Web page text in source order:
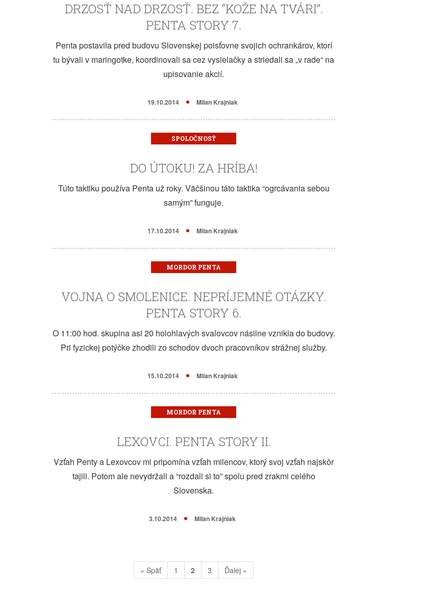
DRZOSŤ NAD DRZOSŤ. BEZ “KOŽE NA TVÁRI”.
PENTA STORY 7.
Penta postavila pred budovu Slovenskej poisťovne svojich ochrankárov, ktorí
tu bývali v maringotke, koordinovali sa cez vysielačky a striedali sa „v rade“ na
upisovanie akcií.
19.10.2014 Milan Krajniak
SPOLOČNOSŤ
DO ÚTOKU! ZA HRÍBA!
Túto taktiku používa Penta už roky. Väčšinou táto taktika “ogrcávania sebou
samým” funguje.
17.10.2014 Milan Krajniak
MORDOR PENTA
VOJNA O SMOLENICE. NEPRÍJEMNÉ OTÁZKY.
PENTA STORY 6.
O 11:00 hod. skupina asi 20 holohlavých svalovcov násilne vznikla do budovy.
Pri fyzickej potýčke zhodili zo schodov dvoch pracovníkov strážnej služby.
15.10.2014 Milan Krajniak
MORDOR PENTA
LEXOVCI. PENTA STORY II.
Vzťah Penty a Lexovcov mi pripomína vzťah milencov, ktorý svoj vzťah najskôr
tajili. Potom ale nevydržali a “rozdali si to” spolu pred zrakmi celého
Slovenska.
3.10.2014 Milan Krajniak
« Späť 1 2 3 Ďalej »